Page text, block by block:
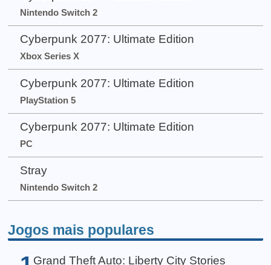
Nintendo Switch 2
Cyberpunk 2077: Ultimate Edition
Xbox Series X
Cyberpunk 2077: Ultimate Edition
PlayStation 5
Cyberpunk 2077: Ultimate Edition
PC
Stray
Nintendo Switch 2
Jogos mais populares
Grand Theft Auto: Liberty City Stories